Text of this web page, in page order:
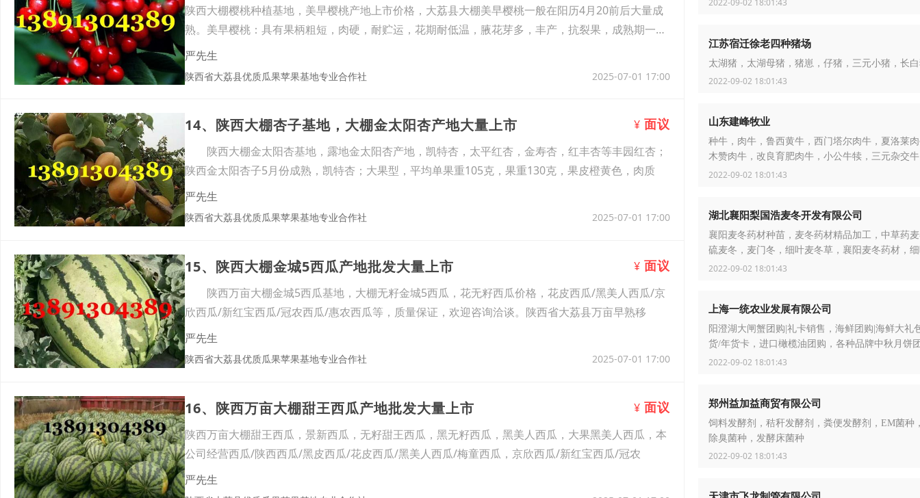
陕西大棚樱桃种植基地，美早樱桃产地上市价格，大荔县大棚美早樱桃一般在阳历4月20前后大量成
熟。美早樱桃：具有果柄粗短，肉硬，耐贮运，花期耐低温，腋花芽多，丰产，抗裂果，成熟期一
致，
严先生
陕西省大荔县优质瓜果苹果基地专业合作社 2025-07-01 17:00
14、陕西大棚杏子基地，大棚金太阳杏产地大量上市 ¥ 面议
陕西大棚金太阳杏基地，露地金太阳杏产地，凯特杏，太平红杏，金寿杏，红丰杏等丰园红杏；
陕西金太阳杏子5月份成熟，凯特杏；大果型，平均单果重105克，果重130克，果皮橙黄色，肉质
严先生
陕西省大荔县优质瓜果苹果基地专业合作社 2025-07-01 17:00
15、陕西大棚金城5西瓜产地批发大量上市 ¥ 面议
陕西万亩大棚金城5西瓜基地，大棚无籽金城5西瓜，花无籽西瓜价格，花皮西瓜/黑美人西瓜/京
欣西瓜/新红宝西瓜/冠农西瓜/惠农西瓜等，质量保证，欢迎咨询洽谈。陕西省大荔县万亩早熟移
严先生
陕西省大荔县优质瓜果苹果基地专业合作社 2025-07-01 17:00
16、陕西万亩大棚甜王西瓜产地批发大量上市 ¥ 面议
陕西万亩大棚甜王西瓜，景新西瓜，无籽甜王西瓜，黑无籽西瓜，黑美人西瓜，大果黑美人西瓜，本
公司经营西瓜/陕西西瓜/黑皮西瓜/花皮西瓜/黑美人西瓜/梅童西瓜，京欣西瓜/新红宝西瓜/冠农
严先生
2022-09-02 18:01:43
江苏宿迁徐老四种猪场
太湖猪，太湖母猪，猪崽，仔猪，三元小猪，长
2022-09-02 18:01:43
山东建峰牧业
种牛，肉牛，鲁西黄牛，西门塔尔肉牛，夏洛莱
木赞肉牛，改良育肥肉牛，小公牛犊，三元杂交
牛
2022-09-02 18:01:43
湖北襄阳梨国浩麦冬开发有限公司
襄阳麦冬药材种苗，麦冬药材精品加工，中草药
硫麦冬，麦门冬，细叶麦冬草，襄阳麦冬药材，
草，麦冬苗，园林绿化麦冬，中叶麦冬草，小叶
2022-09-02 18:01:43
上海一统农业发展有限公司
阳澄湖大闸蟹团购|礼卡销售，海鲜团购|海鲜大礼
货/年货卡，进口橄榄油团购，各种品牌中秋月饼
五芳斋粽子团购，干炒货礼盒，水果礼盒，年夜
2022-09-02 18:01:43
郑州益加益商贸有限公司
饲料发酵剂，秸秆发酵剂，粪便发酵剂，EM菌种
除臭菌种，发酵床菌种
2022-09-02 18:01:43